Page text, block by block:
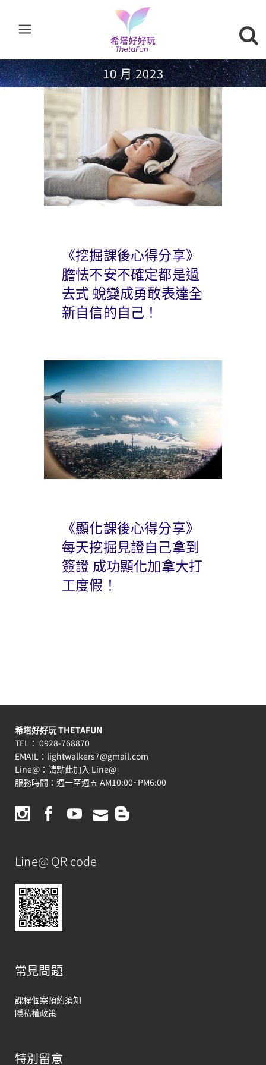
10 月 2023
《挖掘課後心得分享》
膽怯不安不確定都是過
去式 蛻變成勇敢表達全
新自信的自己！
《顯化課後心得分享》
每天挖掘見證自己拿到
簽證 成功顯化加拿大打
工度假！
希塔好好玩 THETAFUN
TEL： 0928-768870
EMAIL： lightwalkers7@gmail.com
Line@： 請點此加入 Line@
服務時間：週一至週五 AM10:00~PM6:00
Line@ QR code
常見問題
課程個案預約須知
隱私權政策
特別留意